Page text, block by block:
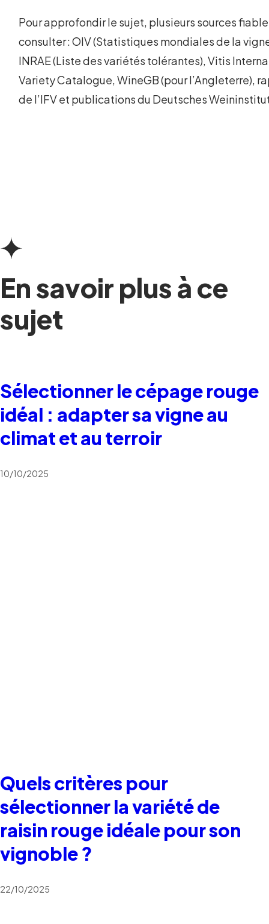
Pour approfondir le sujet, plusieurs sources
consulter : OIV (Statistiques mondiales de la
INRAE (Liste des variétés tolérantes), Vitis
Variety Catalogue, WineGB (pour l’Angleterre),
de l’IFV et publications du Deutsches
En savoir plus à ce
sujet
Sélectionner le cépage rouge
idéal : adapter sa vigne au
climat et au terroir
10/10/2025
Quels critères pour
sélectionner la variété de
raisin rouge idéale pour son
vignoble ?
22/10/2025